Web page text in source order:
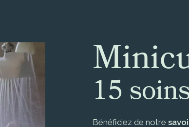
15
Bénéficiez de notre